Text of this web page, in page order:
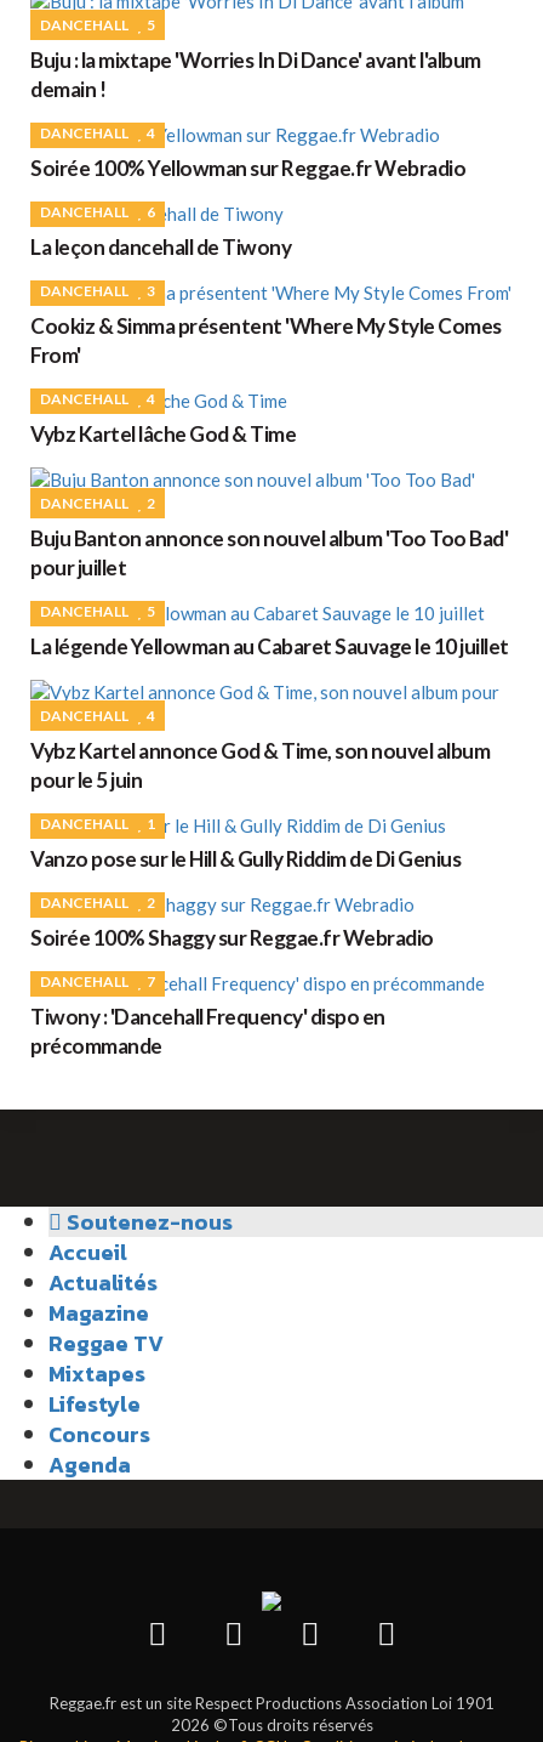
DANCEHALL 5
Buju : la mixtape 'Worries In Di Dance' avant l'album
demain !
DANCEHALL 4
Soirée 100% Yellowman sur Reggae.fr Webradio
DANCEHALL 6
La leçon dancehall de Tiwony
DANCEHALL 3
Cookiz & Simma présentent 'Where My Style Comes
From'
DANCEHALL 4
Vybz Kartel lâche God & Time
DANCEHALL 2
Buju Banton annonce son nouvel album 'Too Too Bad'
pour juillet
DANCEHALL 5
La légende Yellowman au Cabaret Sauvage le 10 juillet
DANCEHALL 4
Vybz Kartel annonce God & Time, son nouvel album
pour le 5 juin
DANCEHALL 1
Vanzo pose sur le Hill & Gully Riddim de Di Genius
DANCEHALL 2
Soirée 100% Shaggy sur Reggae.fr Webradio
DANCEHALL 7
Tiwony : 'Dancehall Frequency' dispo en
précommande
Soutenez-nous
Accueil
Actualités
Magazine
Reggae TV
Mixtapes
Lifestyle
Concours
Agenda
Reggae.fr est un site Respect Productions Association Loi 1901
2026 ©Tous droits réservés